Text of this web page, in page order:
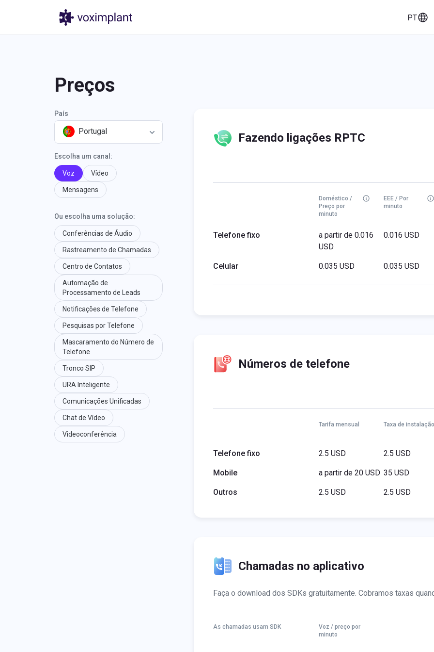
PT
Preços
País
Portugal
Escolha um canal:
Voz Vídeo
Mensagens
Ou escolha uma solução:
Conferências de Áudio
Rastreamento de Chamadas
Centro de Contatos
Automação de
Processamento de Leads
Notificações de Telefone
Pesquisas por Telefone
Mascaramento do Número de
Telefone
Tronco SIP
URA Inteligente
Comunicações Unificadas
Chat de Vídeo
Videoconferência
Fazendo ligações RPTC
Doméstico /
Preço por
minuto
EEE / Por
minuto
Telefone fixo
a partir de 0.016
USD
0.016 USD
Celular 0.035 USD 0.035 USD
Números de telefone
Tarifa mensual Taxa de instalação
Telefone fixo 2.5 USD 2.5 USD
Mobile a partir de 20 USD 35 USD
Outros 2.5 USD 2.5 USD
Chamadas no aplicativo
Faça o download dos SDKs gratuitamente. Cobramos taxas
As chamadas usam SDK
Voz / preço por
minuto